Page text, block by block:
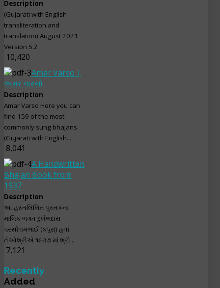
Description
(Gujarati with English
transliteration and
translation) August 2021
Version 5.2
10,420
Amar Varso |
અમર વારસો
Description
Amar Varso Here you can
find 159 of the most
commonly sung bhajans.
(Gujarati with English...
8,041
A Handwritten
Bhajan Book from
1937
Description
આ હસ્તલિખિત પુસ્તકના
માલિક ભગત દુર્લભદાસ
પરસોત્તમભાઈ (કપુરા) હતાં.
તેઓશ્રીએ ૧૯૩૭ માં શ્રી...
7,121
Recently
Added